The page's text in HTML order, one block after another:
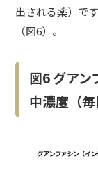
出される薬）で
（図6）。
図6 グアン
中濃度（毎